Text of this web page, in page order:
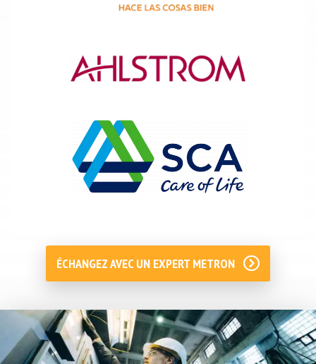
ÉCHANGEZ AVEC UN EXPERT METRON